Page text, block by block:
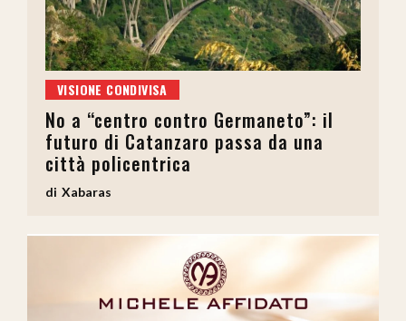
VISIONE CONDIVISA
No a “centro contro Germaneto”: il
futuro di Catanzaro passa da una
città policentrica
Xabaras